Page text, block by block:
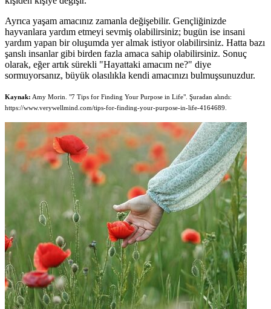
Ayrıca yaşam amacınız zamanla değişebilir. Gençliğinizde
hayvanlara yardım etmeyi sevmiş olabilirsiniz; bugün ise insani
yardım yapan bir oluşumda yer almak istiyor olabilirsiniz. Hatta bazı
şanslı insanlar gibi birden fazla amaca sahip olabilirsiniz. Sonuç
olarak, eğer artık sürekli "Hayattaki amacım ne?" diye
sormuyorsanız, büyük olasılıkla kendi amacınızı bulmuşsunuzdur.
Kaynak: Amy Morin. "7 Tips for Finding Your Purpose in Life". Şuradan alındı:
https://www.verywellmind.com/tips-for-finding-your-purpose-in-life-4164689.